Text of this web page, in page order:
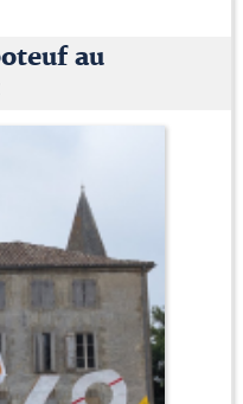
au